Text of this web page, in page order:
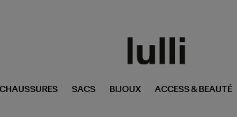
CHAUSSURES SACS BIJOUX ACCESS & BEAUTÉ